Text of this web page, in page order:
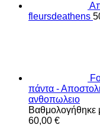
fleursdeathens
πάντα -
ανθοπωλειο
Βαθμολογήθηκε
60,00 €